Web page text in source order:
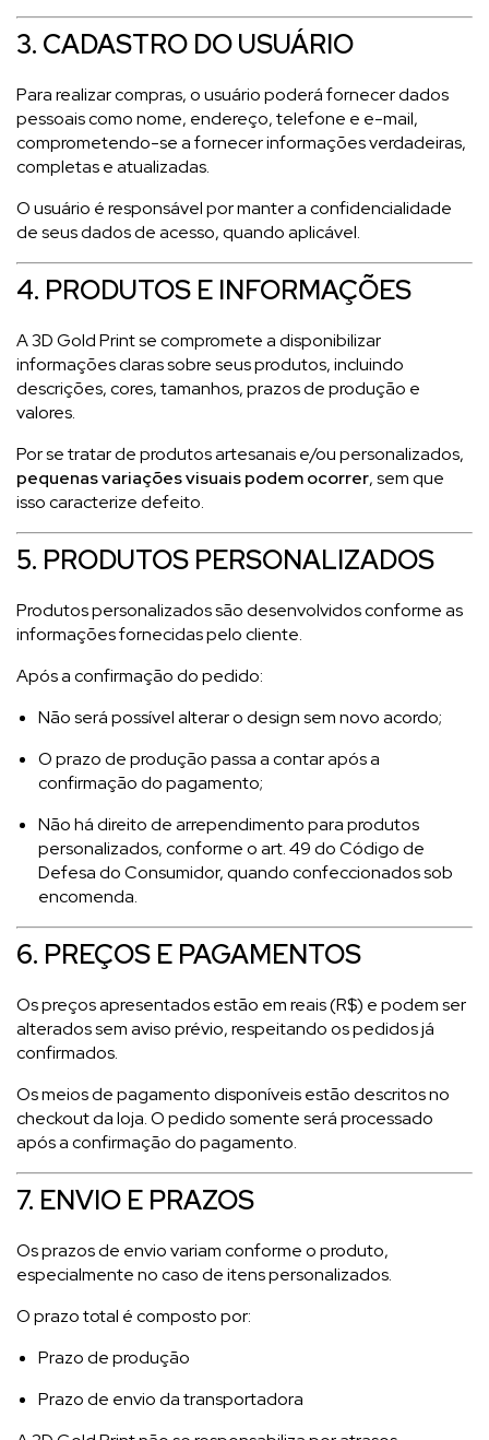
3. CADASTRO DO USUÁRIO
Para realizar compras, o usuário poderá fornecer dados
pessoais como nome, endereço, telefone e e-mail,
comprometendo-se a fornecer informações verdadeiras,
completas e atualizadas.
O usuário é responsável por manter a confidencialidade
de seus dados de acesso, quando aplicável.
4. PRODUTOS E INFORMAÇÕES
A 3D Gold Print se compromete a disponibilizar
informações claras sobre seus produtos, incluindo
descrições, cores, tamanhos, prazos de produção e
valores.
Por se tratar de produtos artesanais e/ou personalizados,
pequenas variações visuais podem ocorrer, sem que
isso caracterize defeito.
5. PRODUTOS PERSONALIZADOS
Produtos personalizados são desenvolvidos conforme as
informações fornecidas pelo cliente.
Após a confirmação do pedido:
Não será possível alterar o design sem novo acordo;
O prazo de produção passa a contar após a
confirmação do pagamento;
Não há direito de arrependimento para produtos
personalizados, conforme o art. 49 do Código de
Defesa do Consumidor, quando confeccionados sob
encomenda.
6. PREÇOS E PAGAMENTOS
Os preços apresentados estão em reais (R$) e podem ser
alterados sem aviso prévio, respeitando os pedidos já
confirmados.
Os meios de pagamento disponíveis estão descritos no
checkout da loja. O pedido somente será processado
após a confirmação do pagamento.
7. ENVIO E PRAZOS
Os prazos de envio variam conforme o produto,
especialmente no caso de itens personalizados.
O prazo total é composto por:
Prazo de produção
Prazo de envio da transportadora